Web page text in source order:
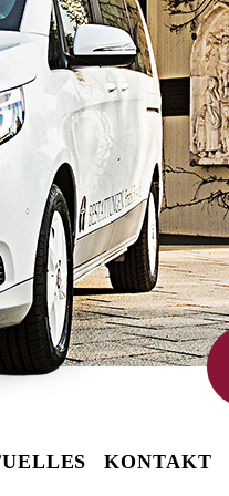
KONTAKT